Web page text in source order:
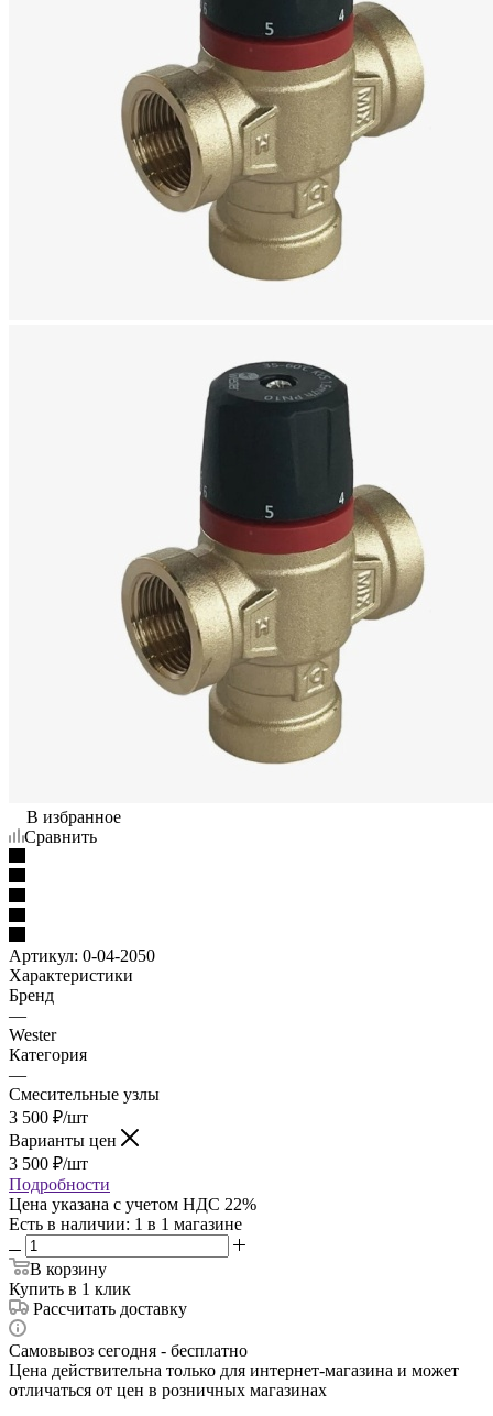
В избранное
Сравнить
Артикул: 0-04-2050
Характеристики
Бренд
—
Wester
Категория
—
Смесительные узлы
3 500 ₽/шт
Варианты цен
3 500 ₽/шт
Подробности
Цена указана с учетом НДС 22%
Есть в наличии: 1 в 1 магазине
В корзину
Купить в 1 клик
Рассчитать доставку
Самовывоз сегодня - бесплатно
Цена действительна только для интернет-магазина и может
отличаться от цен в розничных магазинах